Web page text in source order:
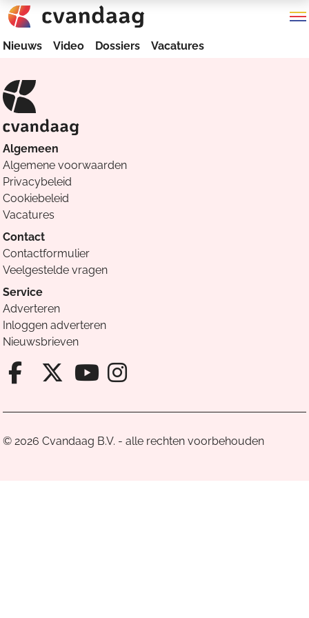
Nieuws Video Dossiers Vacatures
Algemeen
Algemene voorwaarden
Privacybeleid
Cookiebeleid
Vacatures
Contact
Contactformulier
Veelgestelde vragen
Service
Adverteren
Inloggen adverteren
Nieuwsbrieven
Facebook van Cvandaag
X van Cvandaag
Instagram van
© 2026 Cvandaag B.V. - alle rechten voorbehouden